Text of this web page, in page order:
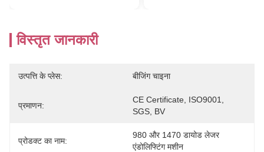
विस्तृत जानकारी
उत्पत्ति के प्लेस: बीजिंग चाइना
प्रमाणन:
CE Certificate, ISO9001,
SGS, BV
प्रोडक्ट का नाम:
980 और 1470 डायोड लेजर
एंडोलिफ्टिंग मशीन